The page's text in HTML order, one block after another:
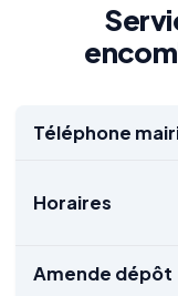
Téléphone
Horaires
Amende dépôt